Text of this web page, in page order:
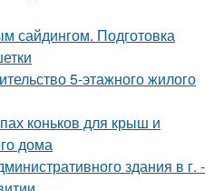
сайдингом. Подготовка
5-этажного жилого
коньков для крыш и
дома
здания в г. -